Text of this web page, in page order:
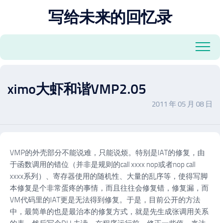
容
写给未来的回忆录
ximo大虾和谐VMP2.05
2011 年 05 月 08 日
VMP的外壳部分不能说难，只能说烦。特别是IAT的修复，由
于函数调用的错位（并非是规则的call xxxx nop或者nop call
xxxx系列）、寄存器使用的随机性、大量的乱序等，使得写脚
本修复是个非常蛋疼的事情，而且往往会修复错，修复漏，而
VM代码里的IAT更是无法得到修复。于是，目前公开的方法
中，最简单的也是最治本的修复方式，就是先生成张调用关系